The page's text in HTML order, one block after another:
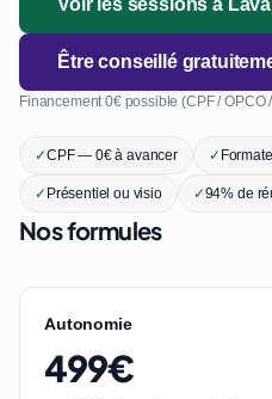
Être conseillé
Financement 0€ possible (CPF /
✓CPF — 0€ à avancer ✓
✓Présentiel ou visio ✓94% de
Nos formules
Autonomie
499€